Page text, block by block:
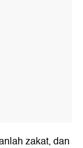
zakat, dan